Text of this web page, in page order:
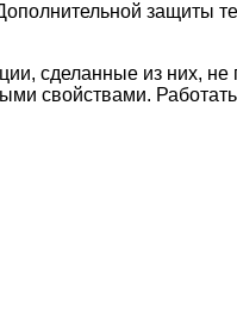
защиты
сделанные из них, не
свойствами.